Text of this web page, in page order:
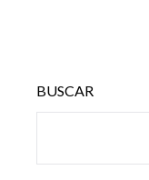
BUSCAR